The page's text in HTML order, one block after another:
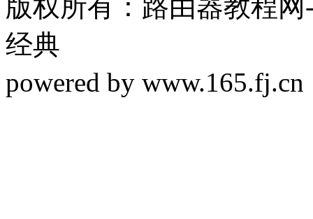
版权所有：路由器教程
经典
powered by